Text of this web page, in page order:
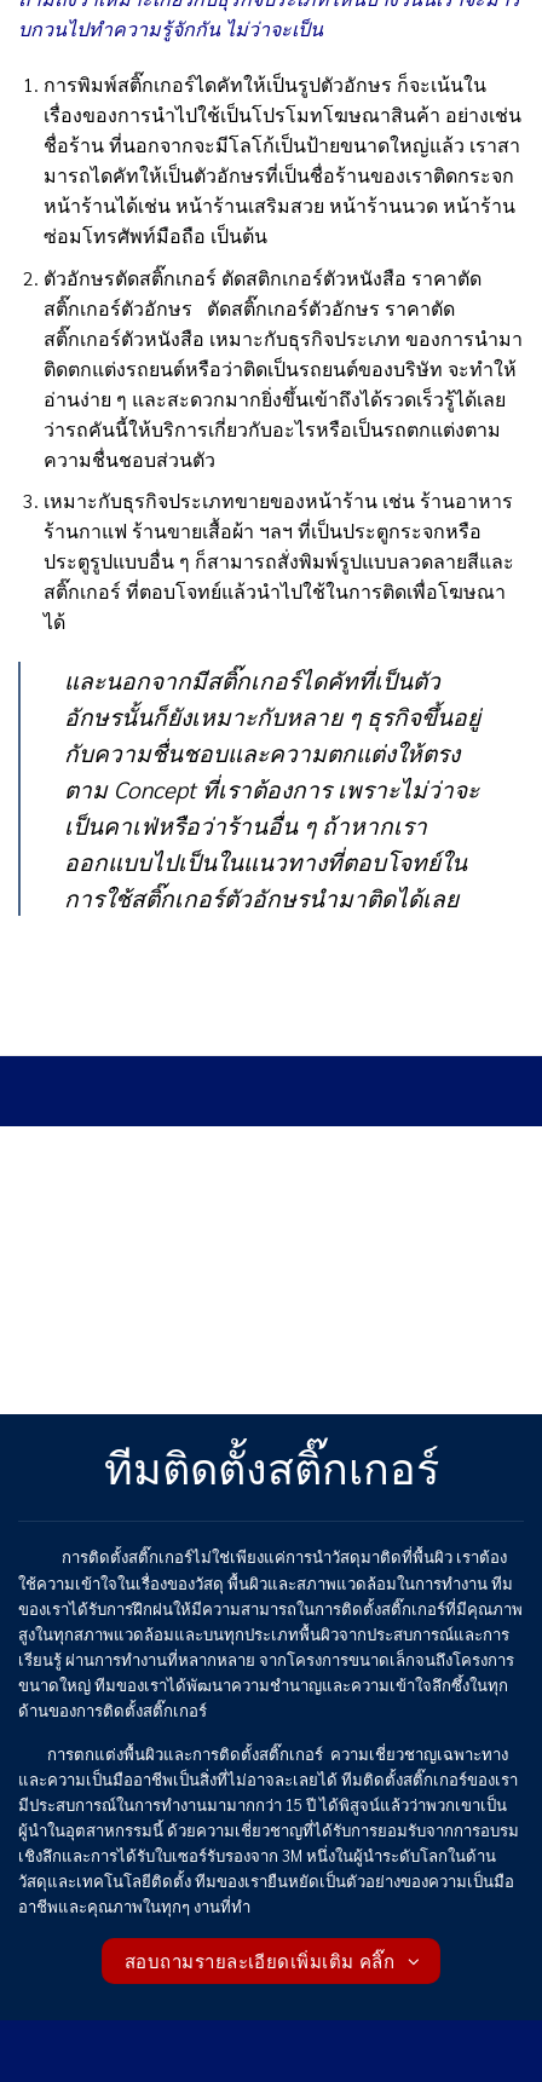
บกวนไปทำความรู้จักกัน ไม่ว่าจะเป็น
การพิมพ์สติ๊กเกอร์ไดคัทให้เป็นรูปตัวอักษร ก็จะเน้นใน
เรื่องของการนำไปใช้เป็นโปรโมทโฆษณาสินค้า อย่างเช่น
ชื่อร้าน ที่นอกจากจะมีโลโก้เป็นป้ายขนาดใหญ่แล้ว เราสา
มารถไดคัทให้เป็นตัวอักษรที่เป็นชื่อร้านของเราติดกระจก
หน้าร้านได้เช่น หน้าร้านเสริมสวย หน้าร้านนวด หน้าร้าน
ซ่อมโทรศัพท์มือถือ เป็นต้น
ตัวอักษรตัดสติ๊กเกอร์ ตัดสติกเกอร์ตัวหนังสือ ราคาตัด
สติ๊กเกอร์ตัวอักษร ตัดสติ๊กเกอร์ตัวอักษร ราคาตัด
สติ๊กเกอร์ตัวหนังสือ เหมาะกับธุรกิจประเภท ของการนำมา
ติดตกแต่งรถยนต์หรือว่าติดเป็นรถยนต์ของบริษัท จะทำให้
อ่านง่าย ๆ และสะดวกมากยิ่งขึ้นเข้าถึงได้รวดเร็วรู้ได้เลย
ว่ารถคันนี้ให้บริการเกี่ยวกับอะไรหรือเป็นรถตกแต่งตาม
ความชื่นชอบส่วนตัว
เหมาะกับธุรกิจประเภทขายของหน้าร้าน เช่น ร้านอาหาร
ร้านกาแฟ ร้านขายเสื้อผ้า ฯลฯ ที่เป็นประตูกระจกหรือ
ประตูรูปแบบอื่น ๆ ก็สามารถสั่งพิมพ์รูปแบบลวดลายสีและ
สติ๊กเกอร์ ที่ตอบโจทย์แล้วนำไปใช้ในการติดเพื่อโฆษณา
ได้
และนอกจากมีสติ๊กเกอร์ไดคัทที่เป็นตัว
อักษรนั้นก็ยังเหมาะกับหลาย ๆ ธุรกิจขึ้นอยู่
กับความชื่นชอบและความตกแต่งให้ตรง
ตาม Concept ที่เราต้องการ เพราะไม่ว่าจะ
เป็นคาเฟ่หรือว่าร้านอื่น ๆ ถ้าหากเรา
ออกแบบไปเป็นในแนวทางที่ตอบโจทย์ใน
การใช้สติ๊กเกอร์ตัวอักษรนำมาติดได้เลย
ทีมติดตั้งสติ๊กเกอร์
การติดตั้งสติ๊กเกอร์ไม่ใช่เพียงแค่การนำวัสดุมาติดที่พื้นผิว เราต้อง
ใช้ความเข้าใจในเรื่องของวัสดุ พื้นผิวและสภาพแวดล้อมในการทำงาน ทีม
ของเราได้รับการฝึกฝนให้มีความสามารถในการติดตั้งสติ๊กเกอร์ที่มีคุณภาพ
สูงในทุกสภาพแวดล้อมและบนทุกประเภทพื้นผิวจากประสบการณ์และการ
เรียนรู้ ผ่านการทำงานที่หลากหลาย จากโครงการขนาดเล็กจนถึงโครงการ
ขนาดใหญ่ ทีมของเราได้พัฒนาความชำนาญและความเข้าใจลึกซึ้งในทุก
ด้านของการติดตั้งสติ๊กเกอร์
การตกแต่งพื้นผิวและการติดตั้งสติ๊กเกอร์ ความเชี่ยวชาญเฉพาะทาง
และความเป็นมืออาชีพเป็นสิ่งที่ไม่อาจละเลยได้ ทีมติดตั้งสติ๊กเกอร์ของเรา
มีประสบการณ์ในการทำงานมามากกว่า 15 ปี ได้พิสูจน์แล้วว่าพวกเขาเป็น
ผู้นำในอุตสาหกรรมนี้ ด้วยความเชี่ยวชาญที่ได้รับการยอมรับจากการอบรม
เชิงลึกและการได้รับใบเซอร์รับรองจาก 3M หนึ่งในผู้นำระดับโลกในด้าน
วัสดุและเทคโนโลยีติดตั้ง ทีมของเรายืนหยัดเป็นตัวอย่างของความเป็นมือ
อาชีพและคุณภาพในทุกๆ งานที่ทำ
สอบถามรายละเอียดเพิ่มเติม คลิ๊ก